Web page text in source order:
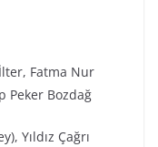
Fatma Nur
Peker Bozdağ
Yıldız Çağrı